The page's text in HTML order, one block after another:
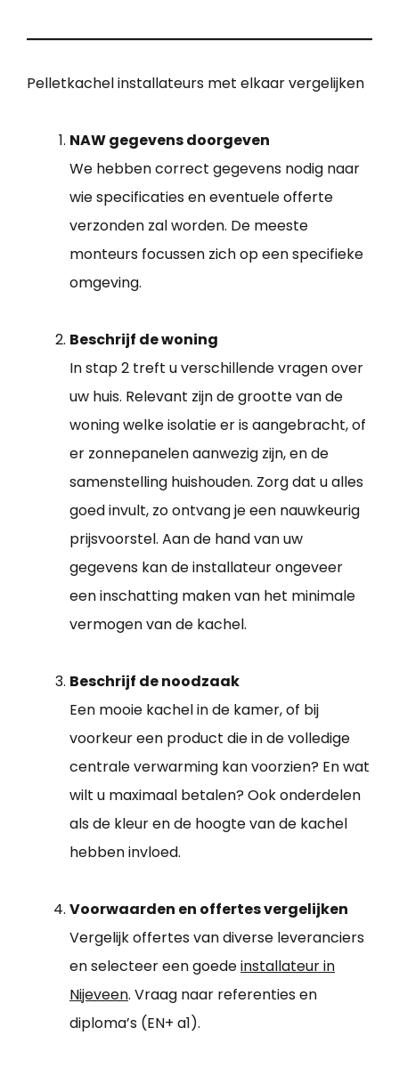
Pelletkachel installateurs met elkaar vergelijken
NAW gegevens doorgeven
We hebben correct gegevens nodig naar
wie specificaties en eventuele offerte
verzonden zal worden. De meeste
monteurs focussen zich op een specifieke
omgeving.
Beschrijf de woning
In stap 2 treft u verschillende vragen over
uw huis. Relevant zijn de grootte van de
woning welke isolatie er is aangebracht, of
er zonnepanelen aanwezig zijn, en de
samenstelling huishouden. Zorg dat u alles
goed invult, zo ontvang je een nauwkeurig
prijsvoorstel. Aan de hand van uw
gegevens kan de installateur ongeveer
een inschatting maken van het minimale
vermogen van de kachel.
Beschrijf de noodzaak
Een mooie kachel in de kamer, of bij
voorkeur een product die in de volledige
centrale verwarming kan voorzien? En wat
wilt u maximaal betalen? Ook onderdelen
als de kleur en de hoogte van de kachel
hebben invloed.
Voorwaarden en offertes vergelijken
Vergelijk offertes van diverse leveranciers
en selecteer een goedeinstallateur in
Nijeveen. Vraag naar referenties en
diploma’s (EN+ a1).